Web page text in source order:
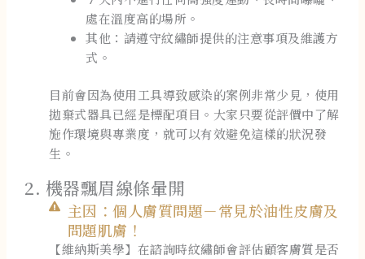
處在溫度高的場所。
其他：請遵守紋繡師提供的注意事項及維護方
式。
目前會因為使用工具導致感染的案例非常少見，使用
拋棄式器具已經是標配項目。大家只要從評價中了解
施作環境與專業度，就可以有效避免這樣的狀況發
生。
2. 機器飄眉線條暈開
主因：個人膚質問題－常見於油性皮膚及
問題肌膚！
【維納斯美學】在諮詢時紋繡師會評估顧客膚質是否